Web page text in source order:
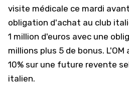
visite médicale ce mardi
obligation d'achat au club
1 million d'euros avec une
millions plus 5 de bonus.
10% sur une future revente
italien.